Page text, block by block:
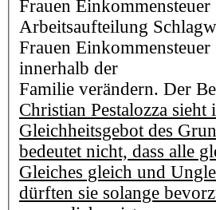
Frauen
Arbeitsaufteilung
Frauen
innerhalb der
Familie verändern. Der
Christian Pestalozza
Gleichheitsgebot des
bedeutet nicht, dass alle
Gleiches gleich und
dürften sie solange